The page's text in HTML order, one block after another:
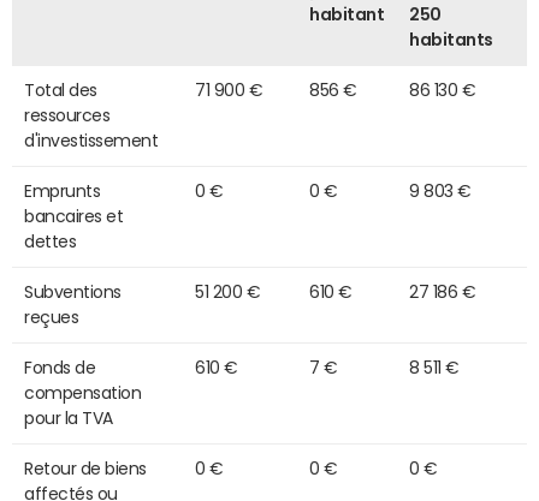
habitant
250
habitants
Total des
ressources
d'investissement
71 900 € 856 € 86 130 €
Emprunts
bancaires et
dettes
0 € 0 € 9 803 €
Subventions
reçues
51 200 € 610 € 27 186 €
Fonds de
compensation
pour la TVA
610 € 7 € 8 511 €
Retour de biens
affectés ou
0 € 0 € 0 €